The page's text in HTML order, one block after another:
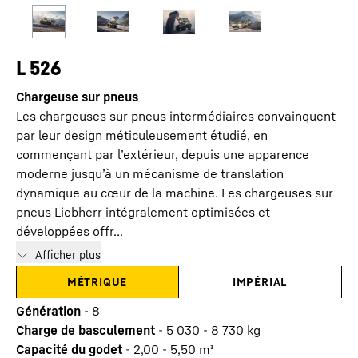
L 526
Chargeuse sur pneus
Les chargeuses sur pneus intermédiaires convainquent
par leur design méticuleusement étudié, en
commençant par l’extérieur, depuis une apparence
moderne jusqu’à un mécanisme de translation
dynamique au cœur de la machine. Les chargeuses sur
pneus Liebherr intégralement optimisées et
développées offr...
Afficher plus
MÉTRIQUE
IMPÉRIAL
Génération - 8
Charge de basculement - 5 030 - 8 730 kg
Capacité du godet - 2,00 - 5,50 m³